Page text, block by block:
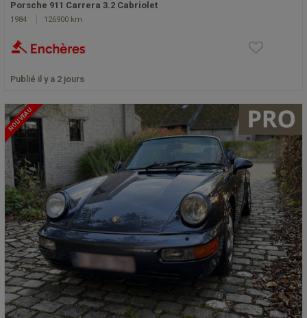
Porsche 911 Carrera 3.2 Cabriolet
1984 126900 km
Publié il y a 2 jours
NOUVEAU